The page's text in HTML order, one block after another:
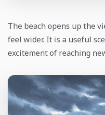
The beach opens up the
feel wider. It is a useful
excitement of reaching